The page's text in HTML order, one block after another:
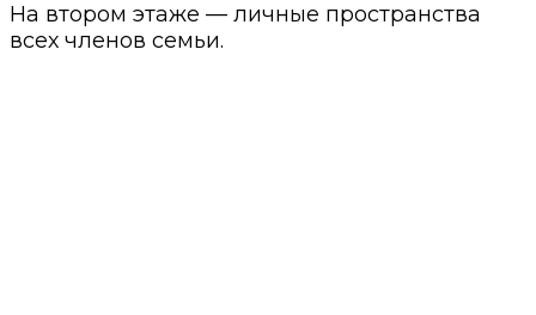
На втором этаже — личные пространства
всех членов семьи.